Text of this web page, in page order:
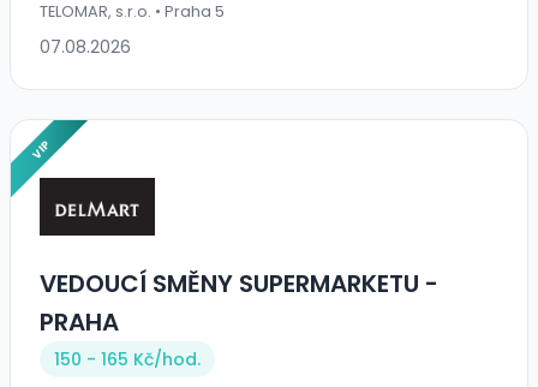
TELOMAR, s.r.o. • Praha 5
07.08.2026
VIP
VEDOUCÍ SMĚNY SUPERMARKETU -
PRAHA
150 - 165 Kč/hod.